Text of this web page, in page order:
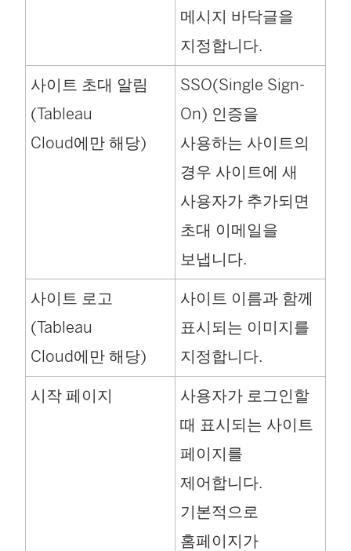
)
메시지 바닥글을
지정합니다.
사이트 초대 알림
(Tableau
Cloud에만 해당)
SSO(Single Sign-
On) 인증을
사용하는 사이트의
경우 사이트에 새
사용자가 추가되면
초대 이메일을
보냅니다.
사이트 로고
(Tableau
Cloud에만 해당)
사이트 이름과 함께
표시되는 이미지를
지정합니다.
시작 페이지
사용자가 로그인할
때 표시되는 사이트
페이지를
제어합니다.
기본적으로
홈페이지가